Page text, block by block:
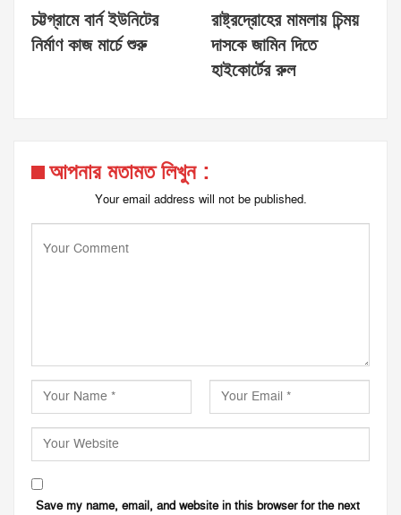
চট্টগ্রামে বার্ন ইউনিটের
নির্মাণ কাজ মার্চে শুরু
রাষ্ট্রদ্রোহের মামলায় চিন্ময়
দাসকে জামিন দিতে
হাইকোর্টের রুল
আপনার মতামত লিখুন :
Your email address will not be published.
Save my name, email, and website in this browser for the next